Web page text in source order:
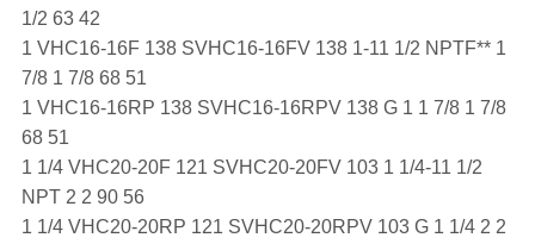
1/2 63 42
1 VHC16-16F 138 SVHC16-16FV 138 1-11 1/2 NPTF** 1
7/8 1 7/8 68 51
1 VHC16-16RP 138 SVHC16-16RPV 138 G 1 1 7/8 1 7/8
68 51
1 1/4 VHC20-20F 121 SVHC20-20FV 103 1 1/4-11 1/2
NPT 2 2 90 56
1 1/4 VHC20-20RP 121 SVHC20-20RPV 103 G 1 1/4 2 2